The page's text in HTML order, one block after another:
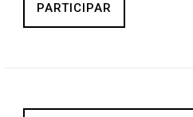
PARTICIPAR